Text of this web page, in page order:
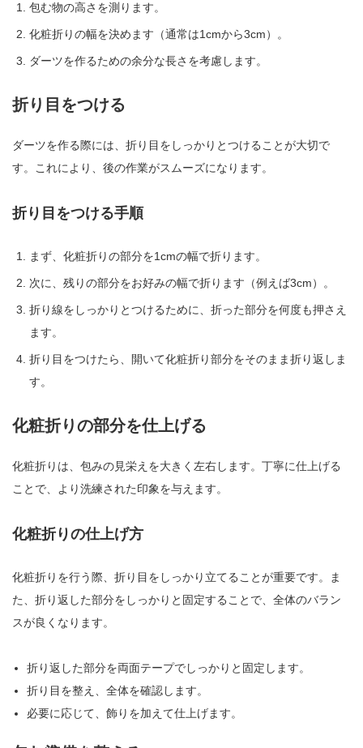
包む物の高さを測ります。
化粧折りの幅を決めます（通常は1cmから3cm）。
ダーツを作るための余分な長さを考慮します。
折り目をつける
ダーツを作る際には、折り目をしっかりとつけることが大切で
す。これにより、後の作業がスムーズになります。
折り目をつける手順
まず、化粧折りの部分を1cmの幅で折ります。
次に、残りの部分をお好みの幅で折ります（例えば3cm）。
折り線をしっかりとつけるために、折った部分を何度も押さえ
ます。
折り目をつけたら、開いて化粧折り部分をそのまま折り返しま
す。
化粧折りの部分を仕上げる
化粧折りは、包みの見栄えを大きく左右します。丁寧に仕上げる
ことで、より洗練された印象を与えます。
化粧折りの仕上げ方
化粧折りを行う際、折り目をしっかり立てることが重要です。ま
た、折り返した部分をしっかりと固定することで、全体のバラン
スが良くなります。
折り返した部分を両面テープでしっかりと固定します。
折り目を整え、全体を確認します。
必要に応じて、飾りを加えて仕上げます。